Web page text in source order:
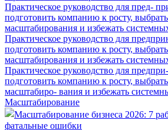
Практическое руководство для пред-
подготовить компанию к росту,
масштабирования и избежать
Практическое руководство для
подготовить компанию к росту,
масштабирования и избежать
Практическое руководство для
подготовить компанию к росту,
масштабиро- вания и избежать
Масштабирование